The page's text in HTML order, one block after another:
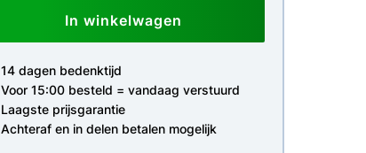
In winkelwagen
14 dagen bedenktijd
Voor 15:00 besteld = vandaag verstuurd
Laagste prijsgarantie
Achteraf en in delen betalen mogelijk